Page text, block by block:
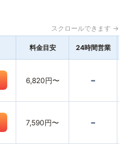
スクロールできます →
料金目安 24時間営業
6,820円〜 -
7,590円〜 -